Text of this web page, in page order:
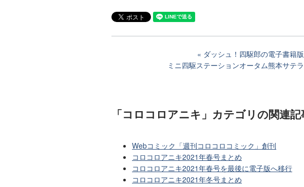
ダッシュ！四駆郎の電子書籍
ミニ四駆ステーションオータム熊本サテ
「コロコロアニキ」カテゴリの関連記
Webコミック「週刊コロコロコミック」創刊
コロコロアニキ2021年春号まとめ
コロコロアニキ2021年春号を最後に電子版へ移行
コロコロアニキ2021年冬号まとめ